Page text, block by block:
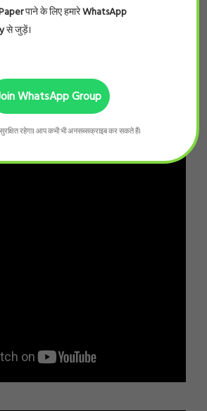
पाने के लिए हमारेWhatsApp
से जुड़ें।
WhatsApp Group
रहेगा। आप कभी भी अनसब्सक्राइब कर सकते हैं।